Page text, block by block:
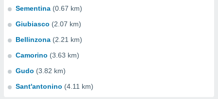
Sementina (0.67 km)
Giubiasco (2.07 km)
Bellinzona (2.21 km)
Camorino (3.63 km)
Gudo (3.82 km)
Sant'antonino (4.11 km)